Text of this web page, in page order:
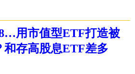
用市值型ETF打造被
和存高股息ETF差多